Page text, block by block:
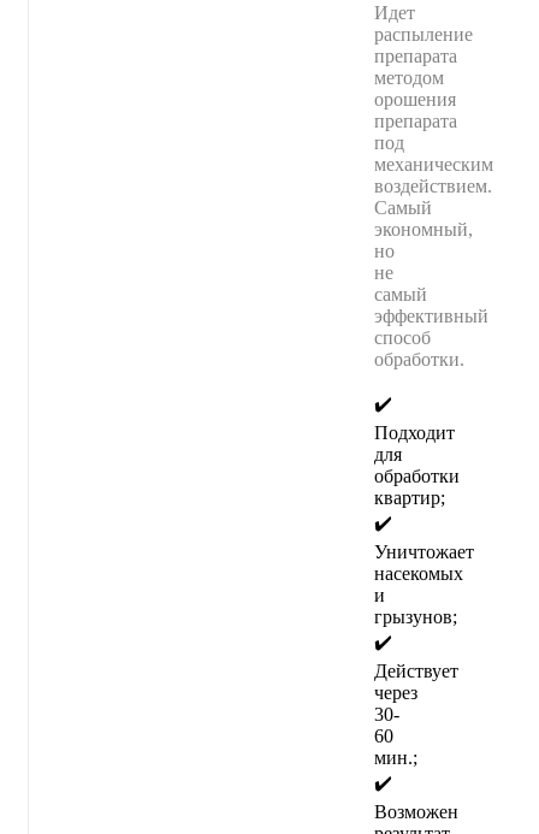
Идет
распыление
препарата
методом
орошения
препарата
под
механическим
воздействием.
Самый
экономный,
но
не
самый
эффективный
способ
обработки.
✔️
Подходит
для
обработки
квартир;
✔️
Уничтожает
насекомых
и
грызунов;
✔️
Действует
через
30-
60
мин.;
✔️
Возможен